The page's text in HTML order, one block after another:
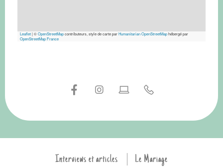
Leaflet|©OpenStreetMapcontributeurs, style de carte parHumanitarian OpenStreetMaphébergé par
OpenStreetMap France
Interviews et articles
Le Mariage